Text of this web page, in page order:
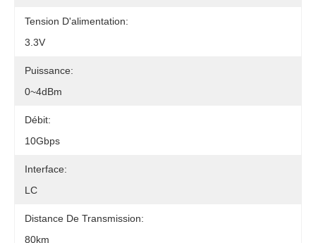
Tension D'alimentation:
3.3V
Puissance:
0~4dBm
Débit:
10Gbps
Interface:
LC
Distance De Transmission:
80km